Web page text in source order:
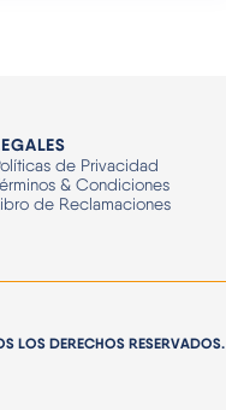
de Privacidad
& Condiciones
de Reclamaciones
LOS DERECHOS RESERVADOS.